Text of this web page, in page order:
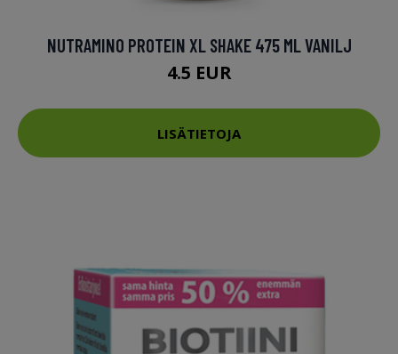
NUTRAMINO PROTEIN XL SHAKE 475 ML VANILJ
4.5 EUR
LISÄTIETOJA